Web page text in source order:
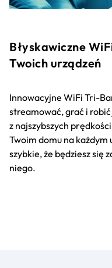
Błyskawiczne
Twoich urządzeń
Innowacyjne WiFi Tri-
streamować, grać i
z najszybszych
Twoim domu na
szybkie, że będziesz się
niego.